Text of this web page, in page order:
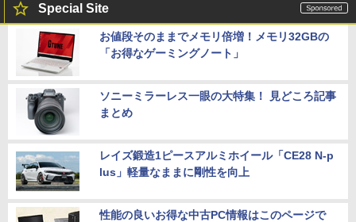
Special Site
お値段そのままでメモリ倍増！メモリ32GBの
「お得なゲーミングノート」
ソニーミラーレス一眼の大特集！ 見どころ記事
まとめ
レイズ鍛造1ピースアルミホイール「CE28 N-p
lus」軽量なままに剛性を向上
性能の良いお得な中古PC情報はこのページで